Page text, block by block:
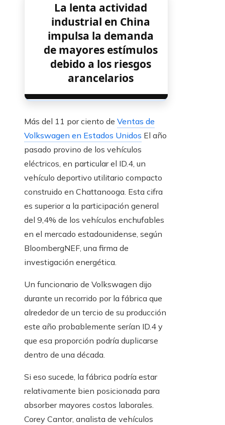
La lenta actividad
industrial en China
impulsa la demanda
de mayores estímulos
debido a los riesgos
arancelarios
Más del 11 por ciento de Ventas de
Volkswagen en Estados Unidos El año
pasado provino de los vehículos
eléctricos, en particular el ID.4, un
vehículo deportivo utilitario compacto
construido en Chattanooga. Esta cifra
es superior a la participación general
del 9,4% de los vehículos enchufables
en el mercado estadounidense, según
BloombergNEF, una firma de
investigación energética.
Un funcionario de Volkswagen dijo
durante un recorrido por la fábrica que
alrededor de un tercio de su producción
este año probablemente serían ID.4 y
que esa proporción podría duplicarse
dentro de una década.
Si eso sucede, la fábrica podría estar
relativamente bien posicionada para
absorber mayores costos laborales.
Corey Cantor, analista de vehículos